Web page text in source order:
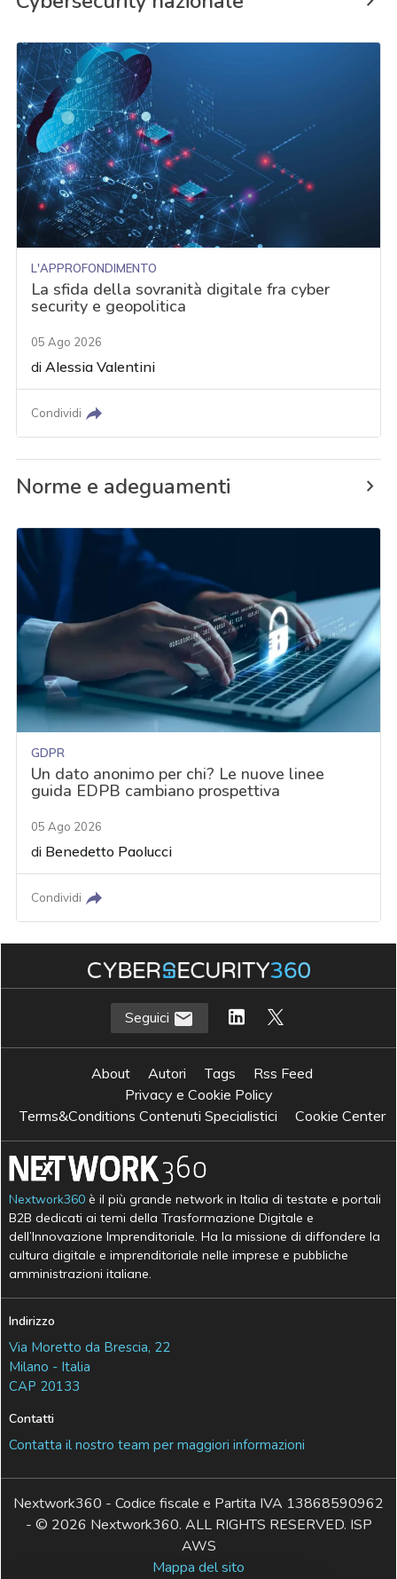
L'APPROFONDIMENTO
La sfida della sovranità digitale fra cyber
security e geopolitica
05 Ago 2026
diAlessia Valentini
Condividi
Norme e adeguamenti
GDPR
Un dato anonimo per chi? Le nuove linee
guida EDPB cambiano prospettiva
05 Ago 2026
di Benedetto Paolucci
Condividi
Seguici
About Autori Tags
Rss Feed
Privacy e Cookie Policy
Terms&Conditions Contenuti Specialistici
Cookie Center
Nextwork360 è il più grande network in Italia di testate e portali
B2B dedicati ai temi della Trasformazione Digitale e
dell’Innovazione Imprenditoriale. Ha la missione di diffondere la
cultura digitale e imprenditoriale nelle imprese e pubbliche
amministrazioni italiane.
Indirizzo
Via Moretto da Brescia, 22
Milano - Italia
CAP 20133
Contatti
Contatta il nostro team per maggiori informazioni
Nextwork360 - Codice fiscale e Partita IVA 13868590962
- © 2026 Nextwork360. ALL RIGHTS RESERVED. ISP
AWS
Mappa del sito